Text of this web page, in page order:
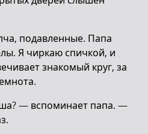
подавленные. Папа
Я чиркаю спичкой, и
знакомый круг, за
— вспоминает папа. —